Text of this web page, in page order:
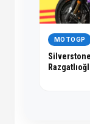
MOTOGP